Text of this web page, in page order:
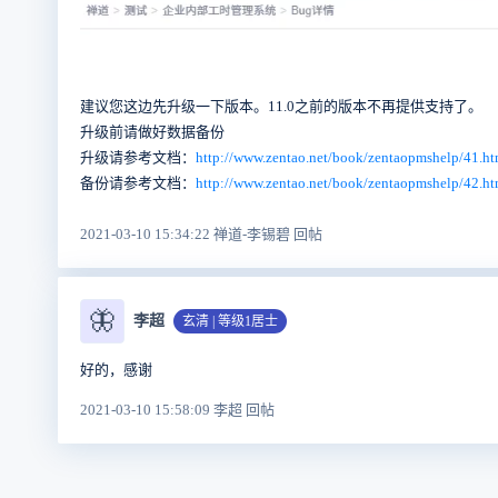
建议您这边先升级一下版本。11.0之前的版本不再提供支持了。
升级前请做好数据备份
升级请参考文档： http://www.zentao.net/book/zentaopmshelp/
备份请参考文档： http://www.zentao.net/book/zentaopmshelp/
2021-03-10 15:34:22 禅道-李锡碧 回帖
🦋 李超 玄清 | 等级1居士
好的，感谢
2021-03-10 15:58:09 李超 回帖